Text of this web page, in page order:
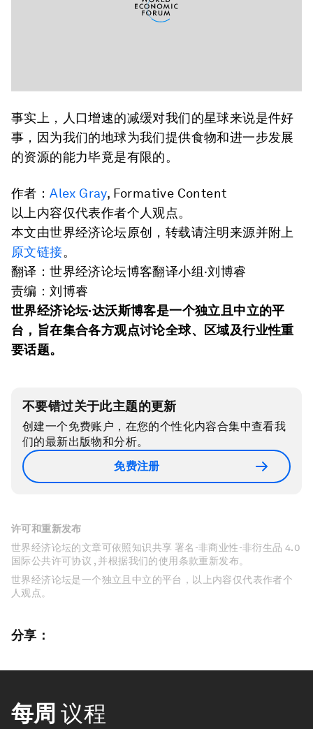
事实上，人口增速的减缓对我们的星球来说是件好
事，因为我们的地球为我们提供食物和进一步发展
的资源的能力毕竟是有限的。
作者：Alex Gray, Formative Content
以上内容仅代表作者个人观点。
本文由世界经济论坛原创，转载请注明来源并附上
原文链接。
翻译：世界经济论坛博客翻译小组·刘博睿
责编：刘博睿
世界经济论坛·达沃斯博客是一个独立且中立的平
台，旨在集合各方观点讨论全球、区域及行业性重
要话题。
不要错过关于此主题的更新
创建一个免费账户，在您的个性化内容合集中查看我
们的最新出版物和分析。
免费注册
许可和重新发布
世界经济论坛的文章可依照知识共享 署名-非商业性-非衍生品 4.0
国际公共许可协议 , 并根据我们的使用条款重新发布。
世界经济论坛是一个独立且中立的平台，以上内容仅代表作者个
人观点。
分享：
每周 议程